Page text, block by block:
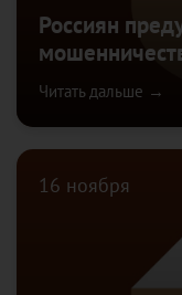
Россиян
Читать дальше →
16 ноября